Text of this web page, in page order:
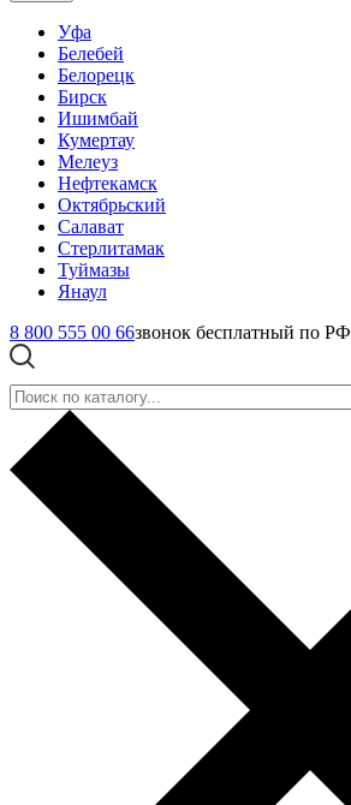
Уфа
Белебей
Белорецк
Бирск
Ишимбай
Кумертау
Мелеуз
Нефтекамск
Октябрьский
Салават
Стерлитамак
Туймазы
Янаул
8 800 555 00 66звонок бесплатный по РФ